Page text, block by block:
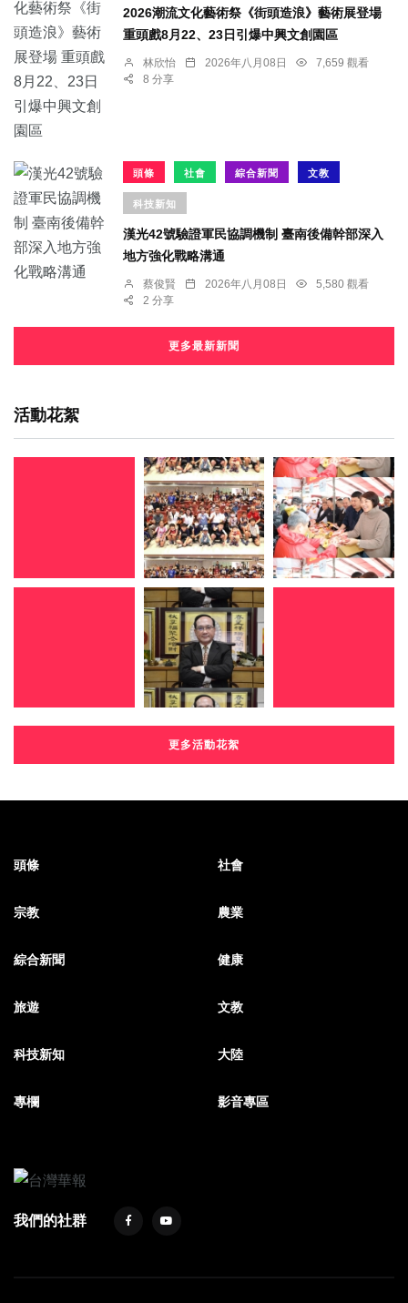
2026潮流文化藝術祭《街頭造浪》藝術展登場
重頭戲8月22、23日引爆中興文創園區
林欣怡 2026年八月08日
7,659 觀看
8 分享
頭條 社會 綜合新聞 文教
科技新知
漢光42號驗證軍民協調機制 臺南後備幹部深入
地方強化戰略溝通
蔡俊賢 2026年八月08日
5,580 觀看
2 分享
更多最新新聞
活動花絮
更多活動花絮
頭條 社會
宗教 農業
綜合新聞 健康
旅遊 文教
科技新知 大陸
專欄 影音專區
我們的社群